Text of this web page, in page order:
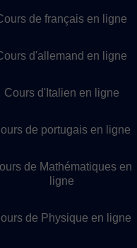
de français en ligne
d'allemand en ligne
Cours d'Italien en ligne
de portugais en ligne
de Mathématiques en
ligne
de Physique en ligne